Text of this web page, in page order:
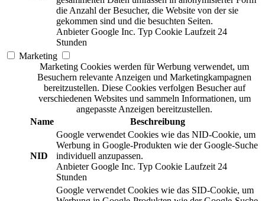
die Anzahl der Besucher, die Website von der sie
gekommen sind und die besuchten Seiten.
Anbieter Google Inc. Typ Cookie Laufzeit 24
Stunden
Marketing
Marketing Cookies werden für Werbung verwendet, um
Besuchern relevante Anzeigen und Marketingkampagnen
bereitzustellen. Diese Cookies verfolgen Besucher auf
verschiedenen Websites und sammeln Informationen, um
angepasste Anzeigen bereitzustellen.
Name
Beschreibung
NID
Google verwendet Cookies wie das NID-Cookie, um
Werbung in Google-Produkten wie der Google-Suche
individuell anzupassen.
Anbieter Google Inc. Typ Cookie Laufzeit 24
Stunden
Google verwendet Cookies wie das SID-Cookie, um